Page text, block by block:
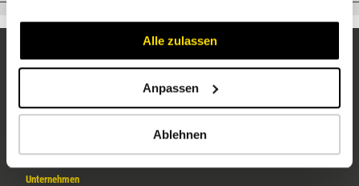
Alle zulassen
Anpassen
Ablehnen
Unternehmen